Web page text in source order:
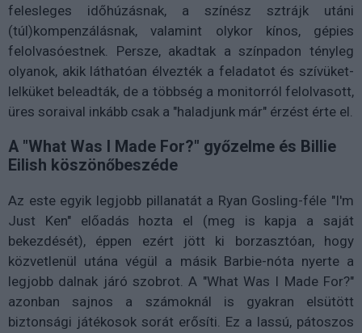
felesleges időhúzásnak, a színész sztrájk utáni
(túl)kompenzálásnak, valamint olykor kínos, gépies
felolvasóestnek. Persze, akadtak a színpadon tényleg
olyanok, akik láthatóan élvezték a feladatot és szívüket-
lelküket beleadták, de a többség a monitorról felolvasott,
üres soraival inkább csak a "haladjunk már" érzést érte el.
A "What Was I Made For?" győzelme és Billie
Eilish köszönőbeszéde
Az este egyik legjobb pillanatát a Ryan Gosling-féle "I'm
Just Ken" előadás hozta el (meg is kapja a saját
bekezdését), éppen ezért jött ki borzasztóan, hogy
közvetlenül utána végül a másik Barbie-nóta nyerte a
legjobb dalnak járó szobrot. A "What Was I Made For?"
azonban sajnos a számoknál is gyakran elsütött
biztonsági játékosok sorát erősíti. Ez a lassú, pátoszos